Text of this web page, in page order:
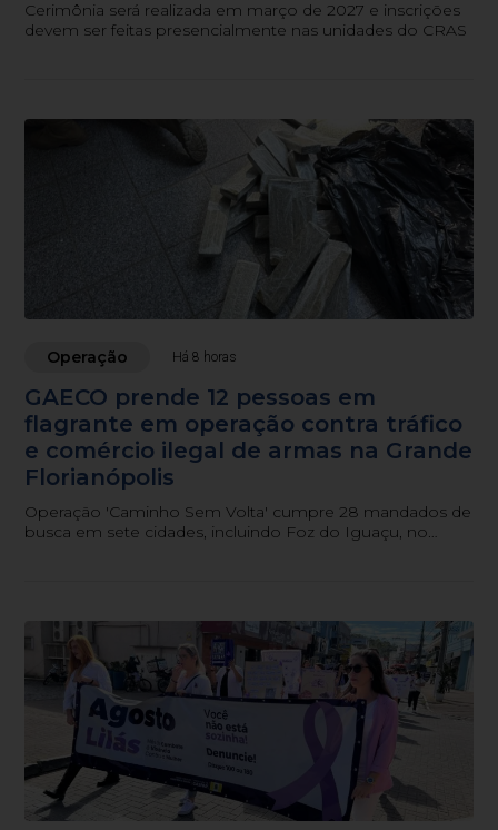
Cerimônia será realizada em março de 2027 e inscrições
devem ser feitas presencialmente nas unidades do CRAS
Operação Há 8 horas
GAECO prende 12 pessoas em
flagrante em operação contra tráfico
e comércio ilegal de armas na Grande
Florianópolis
Operação 'Caminho Sem Volta' cumpre 28 mandados de
busca em sete cidades, incluindo Foz do Iguaçu, no